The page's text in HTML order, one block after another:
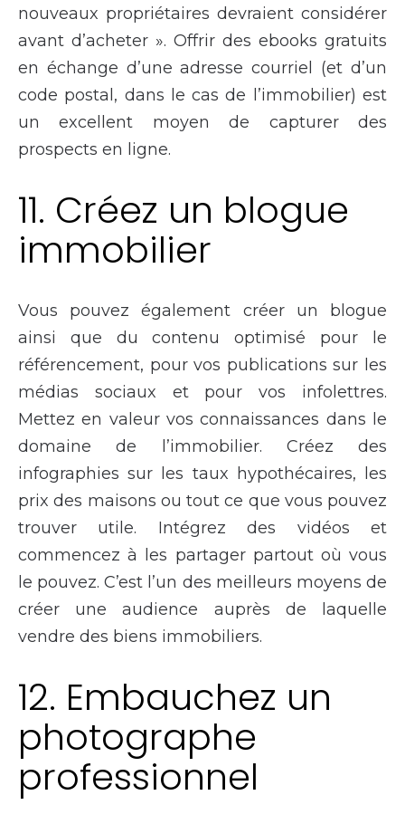
nouveaux propriétaires devraient considérer
avant d’acheter ». Offrir des ebooks gratuits
en échange d’une adresse courriel (et d’un
code postal, dans le cas de l’immobilier) est
un excellent moyen de capturer des
prospects en ligne.
11. Créez un blogue
immobilier
Vous pouvez également créer un blogue
ainsi que du contenu optimisé pour le
référencement, pour vos publications sur les
médias sociaux et pour vos infolettres.
Mettez en valeur vos connaissances dans le
domaine de l’immobilier. Créez des
infographies sur les taux hypothécaires, les
prix des maisons ou tout ce que vous pouvez
trouver utile. Intégrez des vidéos et
commencez à les partager partout où vous
le pouvez. C’est l’un des meilleurs moyens de
créer une audience auprès de laquelle
vendre des biens immobiliers.
12. Embauchez un
photographe
professionnel